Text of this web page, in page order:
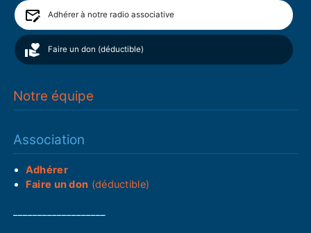
Adhérer à notre radio associative
Faire un don (déductible)
Notre équipe
Association
Adhérer
Faire un don (déductible)